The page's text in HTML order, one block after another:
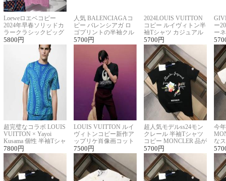
Loeweロエベコピー
2024年早春ソリッドカ
ラークラシックビッグ
ロゴ刺繍Tシャツ
5800 円
人気 BALENCIAGAコ
ピー バレンシアガ ロ
ゴプリントの半袖クル
ーネックTシャツ
5700 円
2024LOUIS VUITTON
コピー ルイヴィトン半
袖Tシャツ カジュアル
に馴染む 2色展開
5700 円
ー
ー
ー
超完璧なコラボ LOUIS
VUITTON × Yayoi
Kusama 個性 半袖Tシャ
ツコピー男女兼用
7800 円
LOUIS VUITTON ルイ
ヴィトンコピー新作ア
ップリケ肖像画コット
ンニット半袖Tシャツ
7500 円
超人気モデルss24モン
クレール 半袖Tシャツ
コピー MONCLER 品が
良く見た目
5700 円
今
な
ル